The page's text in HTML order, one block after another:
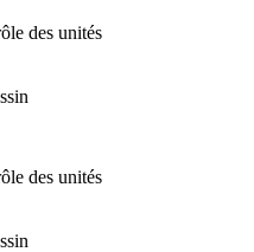
des unités
des unités